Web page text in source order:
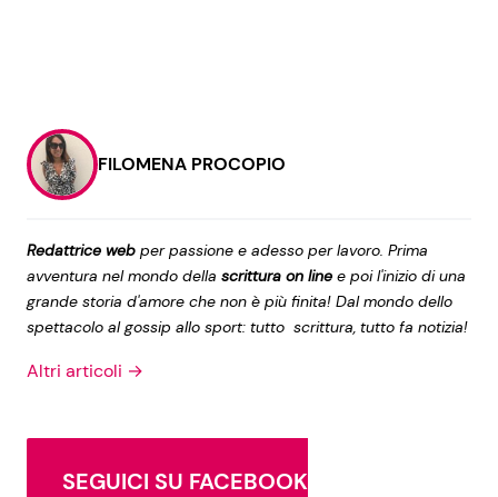
FILOMENA PROCOPIO
Redattrice web per passione e adesso per lavoro. Prima
avventura nel mondo della scrittura on line e poi l'inizio di una
grande storia d'amore che non è più finita! Dal mondo dello
spettacolo al gossip allo sport: tutto scrittura, tutto fa notizia!
Altri articoli →
SEGUICI SU FACEBOOK